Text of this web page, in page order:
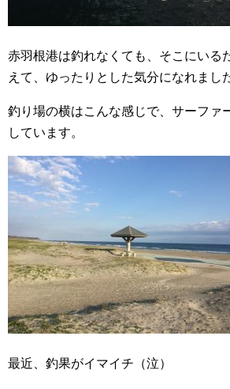
赤羽根港は釣れなくても、そこにいる
えて、ゆったりとした気分になれまし
釣り場の横はこんな感じで、サーファ
しています。
最近、釣果がイマイチ（泣）